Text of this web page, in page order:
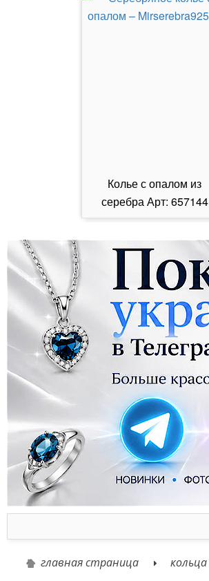
Колье с опалом из
серебра Арт: 657144
главная страница кольца